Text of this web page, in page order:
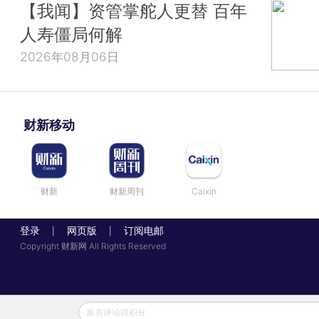
【我闻】资管掌舵人更替 百年
人寿僵局何解
2026年08月06日
财新移动
财新 财新周刊 Caixin
登录 网页版 订阅电邮
Copyright 财新网 All Rights Reserved
发表评论得积分